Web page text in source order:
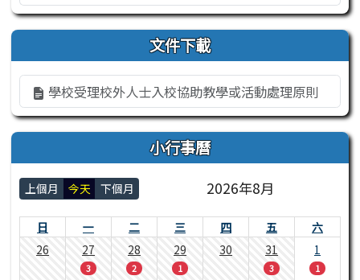
文件下載
學校受理校外人士入校協助教學或活動處理原則
小行事曆
上個月 今天 下個月 2026年8月
日 一 二 三 四 五
六
26
27
3
28
2
29
1
30 31
3
1
1